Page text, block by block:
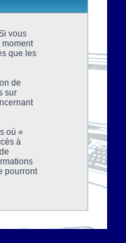
vous
que les
de
sur
où «
à
pourront